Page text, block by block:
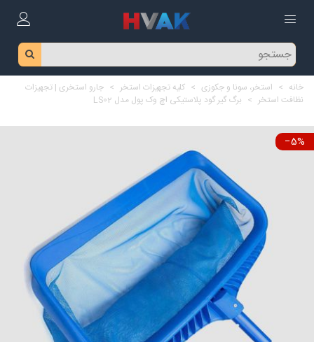
خانه > استخر، سونا و جکوزی > کلیه تجهیزات استخر > جارو استخری | تجهیزات
نظافت استخر > برگ گیر گود پلاستیکی اچ وک پول مدل LS02
‎−5%